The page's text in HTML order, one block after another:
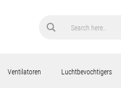
Ventilatoren Luchtbevochtigers